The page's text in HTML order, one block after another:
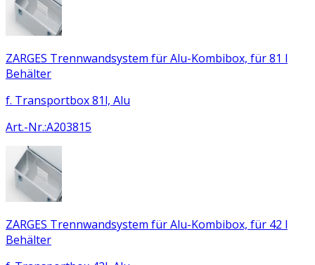
ZARGES Trennwandsystem für Alu-Kombibox, für 81 l
Behälter
f. Transportbox 81l, Alu
Art.-Nr.:A203815
ZARGES Trennwandsystem für Alu-Kombibox, für 42 l
Behälter